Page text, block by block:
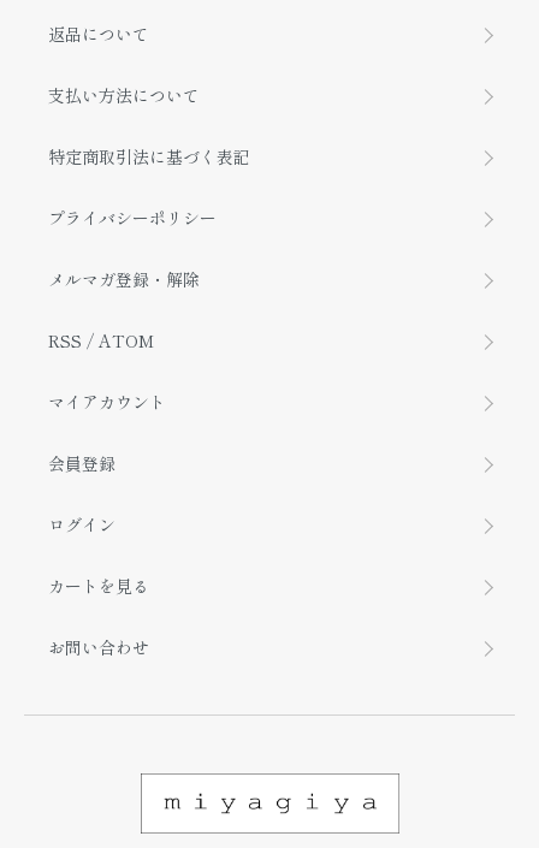
返品について
支払い方法について
特定商取引法に基づく表記
プライバシーポリシー
メルマガ登録・解除
RSS / ATOM
マイアカウント
会員登録
ログイン
カートを見る
お問い合わせ